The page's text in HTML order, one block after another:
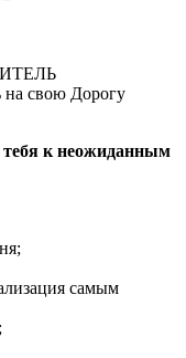
на свою Дорогу
тебя к неожиданным
самым